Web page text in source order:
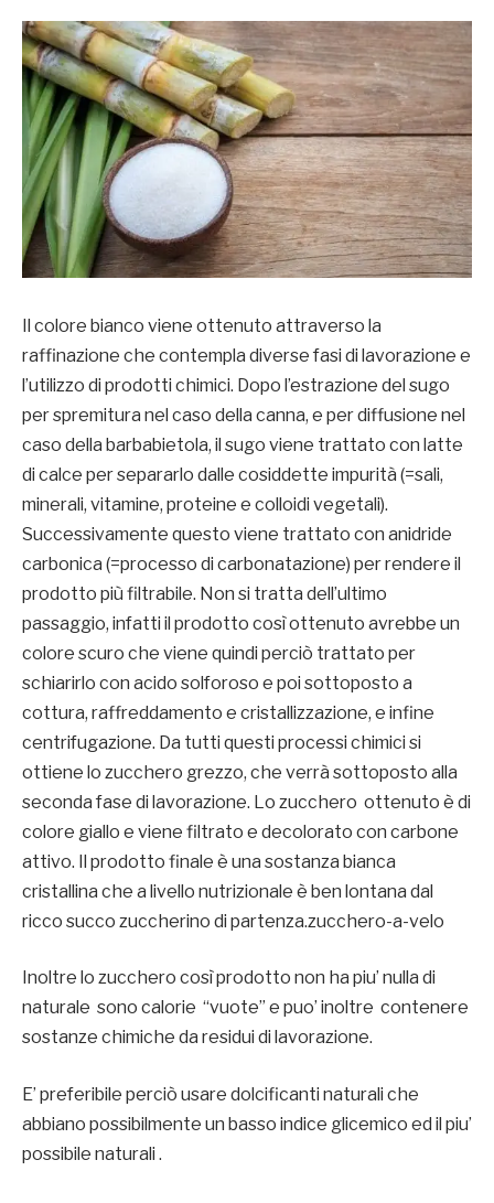
Il colore bianco viene ottenuto attraverso la
raffinazione che contempla diverse fasi di lavorazione e
l’utilizzo di prodotti chimici. Dopo l’estrazione del sugo
per spremitura nel caso della canna, e per diffusione nel
caso della barbabietola, il sugo viene trattato con latte
di calce per separarlo dalle cosiddette impurità (=sali,
minerali, vitamine, proteine e colloidi vegetali).
Successivamente questo viene trattato con anidride
carbonica (=processo di carbonatazione) per rendere il
prodotto più filtrabile. Non si tratta dell’ultimo
passaggio, infatti il prodotto così ottenuto avrebbe un
colore scuro che viene quindi perciò trattato per
schiarirlo con acido solforoso e poi sottoposto a
cottura, raffreddamento e cristallizzazione, e infine
centrifugazione. Da tutti questi processi chimici si
ottiene lo zucchero grezzo, che verrà sottoposto alla
seconda fase di lavorazione. Lo zucchero ottenuto è di
colore giallo e viene filtrato e decolorato con carbone
attivo. Il prodotto finale è una sostanza bianca
cristallina che a livello nutrizionale è ben lontana dal
ricco succo zuccherino di partenza.zucchero-a-velo
Inoltre lo zucchero così prodotto non ha piu’ nulla di
naturale sono calorie “vuote” e puo’ inoltre contenere
sostanze chimiche da residui di lavorazione.
E’ preferibile perciò usare dolcificanti naturali che
abbiano possibilmente un basso indice glicemico ed il piu’
possibile naturali .